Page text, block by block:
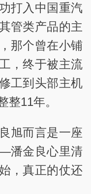
打入中国重汽
管类产品的主
那个曾在小铺
，终于被主流
工到头部主机
整11年。
旭而言是一座
潘金良心里清
，真正的仗还